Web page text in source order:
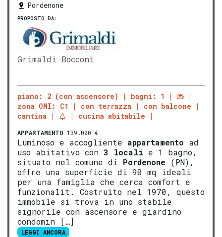
Pordenone
PROPOSTO DA:
Grimaldi Bocconi
piano: 2 (con ascensore)
bagni: 1
zona OMI: C1
con terrazza
con balcone
cantina
cucina abitabile
APPARTAMENTO 139.000 €
Luminoso e accogliente appartamento ad
uso abitativo con 3 locali e 1 bagno,
situato nel comune di Pordenone (PN),
offre una superficie di 90 mq ideali
per una famiglia che cerca comfort e
funzionalit. Costruito nel 1970, questo
immobile si trova in uno stabile
signorile con ascensore e giardino
condomin […]
LEGGI ANCORA